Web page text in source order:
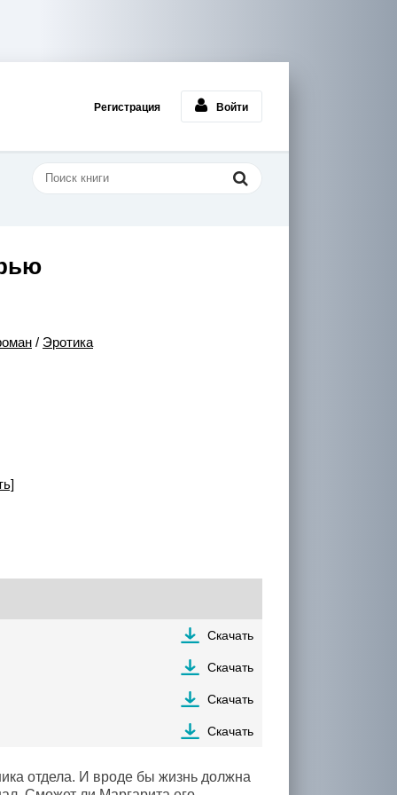
Регистрация Войти
/ Эротика
Скачать
Скачать
Скачать
Скачать
отдела. И вроде бы жизнь должна